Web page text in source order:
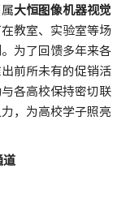
大恒图像机器视觉
教室、实验室等场
为了回馈多年来各
前所未有的促销活
各高校保持密切联
，为高校学子照亮
道